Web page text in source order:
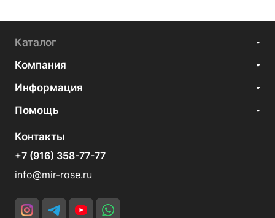
Каталог
Компания
Информация
Помощь
Контакты
+7 (916) 358-77-77
info@mir-rose.ru